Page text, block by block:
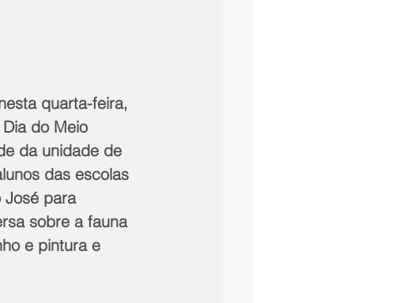
quarta-feira,
do Meio
da unidade de
das escolas
José para
sobre a fauna
e pintura e